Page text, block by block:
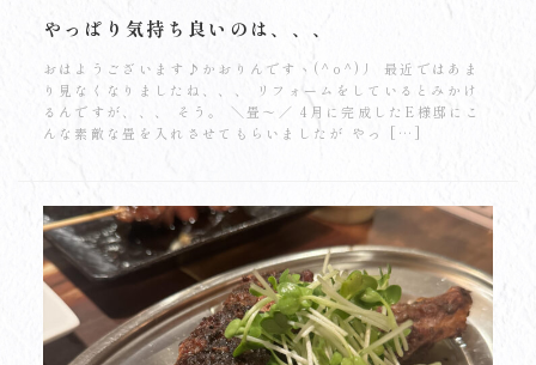
やっぱり気持ち良いのは、、、
おはようございます♪かおりんですヽ(^o^)丿 最近ではあま
り見なくなりましたね、、、 リフォームをしているとみかけ
るんですが、、、 そう。 ＼畳～／ 4月に完成したE様邸にこ
んな素敵な畳を入れさせてもらいましたが やっ […]